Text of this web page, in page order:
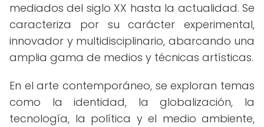
mediados del siglo XX hasta la actualidad. Se
caracteriza por su carácter experimental,
innovador y multidisciplinario, abarcando una
amplia gama de medios y técnicas artísticas.
En el arte contemporáneo, se exploran temas
como la identidad, la globalización, la
tecnología, la política y el medio ambiente,